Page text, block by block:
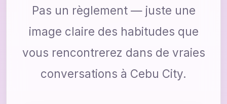
Pas un règlement — juste une
image claire des habitudes que
vous rencontrerez dans de vraies
conversations à Cebu City.